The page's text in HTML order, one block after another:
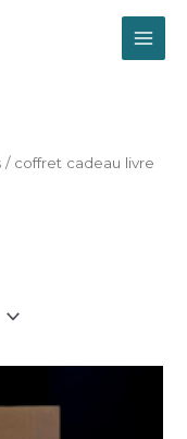
/ coffret cadeau livre